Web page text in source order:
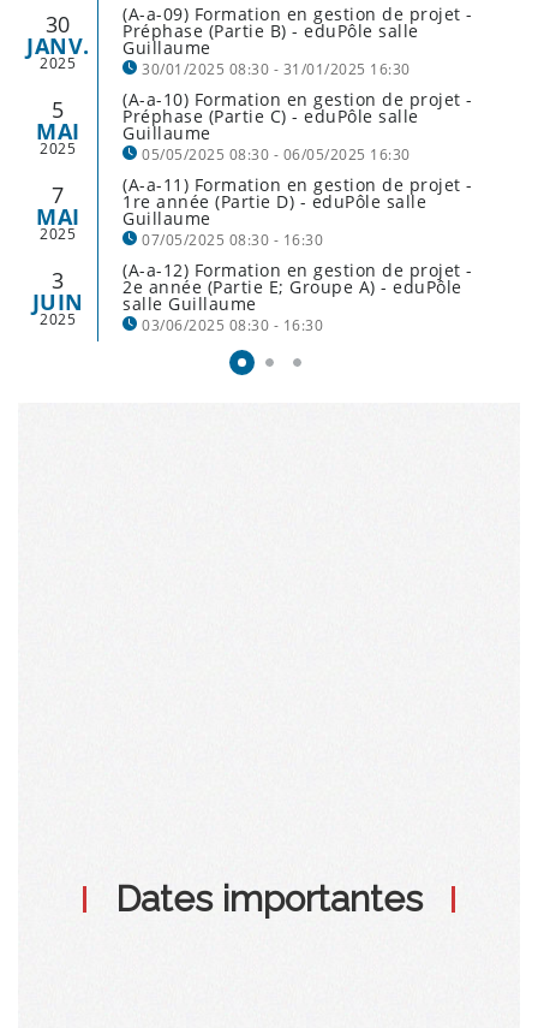
établissements concernés : ALR, LGL, LML, LRSL
et NOSL
30
JANV.
2025
(A-a-09) Formation en gestion de projet -
Préphase (Partie B) - eduPôle salle
Guillaume
30/01/2025 08:30 - 31/01/2025 16:30
établissements concernés : ALR, LGL, LML, LRSL
et NOSL
5
MAI
2025
(A-a-10) Formation en gestion de projet -
Préphase (Partie C) - eduPôle salle
Guillaume
05/05/2025 08:30 - 06/05/2025 16:30
établissements concernés : ALR, LGL, LML, LRSL
et NOSL
7
MAI
2025
(A-a-11) Formation en gestion de projet -
1re année (Partie D) - eduPôle salle
Guillaume
07/05/2025 08:30 - 16:30
établissements concernés: EIGT, EIMAB, LTPES,
MLG
3
JUIN
2025
(A-a-12) Formation en gestion de projet -
2e année (Partie E; Groupe A) - eduPôle
salle Guillaume
03/06/2025 08:30 - 16:30
établissements concernés: EIMLB, LCD, LGK,
Dates importantes